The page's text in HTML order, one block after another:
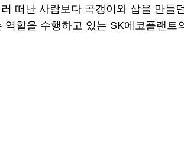
떠난 사람보다 곡갱이와 삽을 만
역할을 수행하고 있는 SK에코플랜트